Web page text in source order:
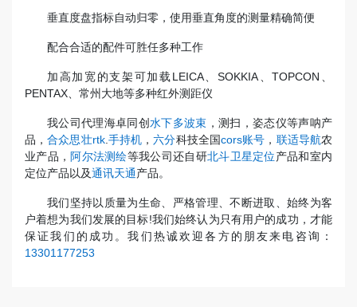
垂直度盘指标自动归零，使用垂直角度的测量精确简便
配合合适的配件可胜任多种工作
加高加宽的支架可加载LEICA、SOKKIA、TOPCON、
PENTAX、常州大地等多种红外测距仪
我公司代理海卓同创水下多波束 ，测扫，姿态仪等声呐产
品，合众思壮rtk. 手持机 ，六分科技全国cors账号 ， 联适导航农
业产品， 阿尔法测绘等我公司还自研北斗卫星定位产品和室内
定位产品以及通讯天通产品。
我们坚持以质量为生命、严格管理、不断进取、始终为客
户着想为我们发展的目标!我们始终认为只有用户的成功，才能
保证我们的成功。我们热诚欢迎各方的朋友来电咨询：
13301177253